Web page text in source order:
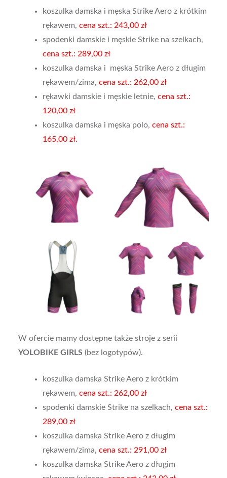
koszulka damska i męska Strike Aero z krótkim
rękawem, cena szt.: 243,00 zł
spodenki damskie i męskie Strike na szelkach,
cena szt.: 289,00 zł
koszulka damska i męska Strike Aero z długim
rękawem/zima, cena szt.: 262,00 zł
rękawki damskie i męskie letnie, cena szt.:
120,00 zł
koszulka damska i męska polo, cena szt.:
165,00 zł.
W ofercie mamy dostępne także stroje z serii
YOLOBIKE GIRLS (bez logotypów).
koszulka damska Strike Aero z krótkim
rękawem, cena szt.: 262,00 zł
spodenki damskie Strike na szelkach, cena szt.:
289,00 zł
koszulka damska Strike Aero z długim
rękawem/zima, cena szt.: 291,00 zł
koszulka damska Strike Aero z długim